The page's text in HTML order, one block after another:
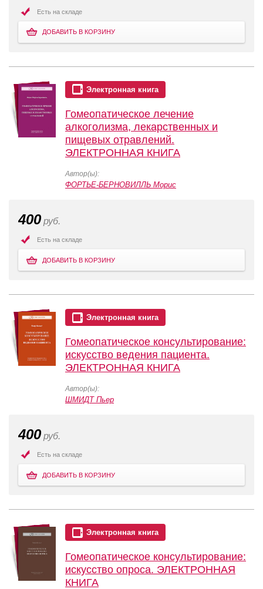
Есть на складе
ДОБАВИТЬ В КОРЗИНУ
Электронная книга
Гомеопатическое лечение
алкоголизма, лекарственных и
пищевых отравлений.
ЭЛЕКТРОННАЯ КНИГА
Автор(ы):
ФОРТЬЕ-БЕРНОВИЛЛЬ Морис
400 руб.
Есть на складе
ДОБАВИТЬ В КОРЗИНУ
Электронная книга
Гомеопатическое консультирование:
искусство ведения пациента.
ЭЛЕКТРОННАЯ КНИГА
Автор(ы):
ШМИДТ Пьер
400 руб.
Есть на складе
ДОБАВИТЬ В КОРЗИНУ
Электронная книга
Гомеопатическое консультирование:
искусство опроса. ЭЛЕКТРОННАЯ
КНИГА